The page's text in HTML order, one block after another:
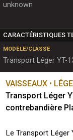
unknown
CARACTÉRISTIQUES
MODÈLE/CLASSE
Transport Léger YT-
VAISSEAUX •
Transport Léger
contrebandière
Le Transport